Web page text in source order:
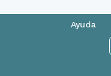
Ayuda